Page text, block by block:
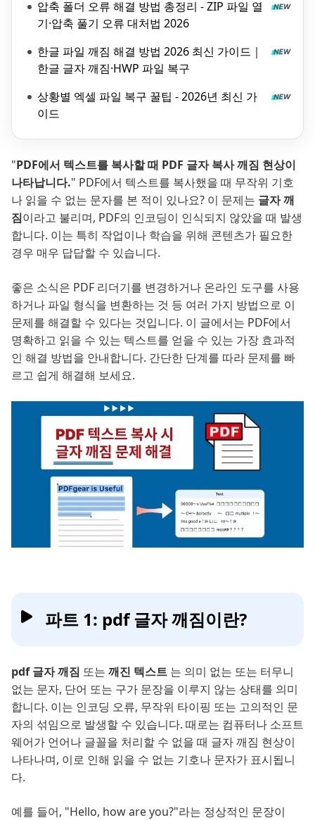
압축 폴더 오류 해결 방법 총정리 - ZIP 파일 열
기·압축 풀기 오류 대처법 2026
한글 파일 깨짐 해결 방법 2026 최신 가이드｜
한글 글자 깨짐·HWP 파일 복구
상황별 엑셀 파일 복구 꿀팁 - 2026년 최신 가
이드
"PDF에서 텍스트를 복사할 때 PDF 글자 복사 깨짐 현상이
나타납니다." PDF에서 텍스트를 복사했을 때 무작위 기호
나 읽을 수 없는 문자를 본 적이 있나요? 이 문제는 글자 깨
짐이라고 불리며, PDF의 인코딩이 인식되지 않았을 때 발생
합니다. 이는 특히 작업이나 학습을 위해 콘텐츠가 필요한
경우 매우 답답할 수 있습니다.
좋은 소식은 PDF 리더기를 변경하거나 온라인 도구를 사용
하거나 파일 형식을 변환하는 것 등 여러 가지 방법으로 이
문제를 해결할 수 있다는 것입니다. 이 글에서는 PDF에서
명확하고 읽을 수 있는 텍스트를 얻을 수 있는 가장 효과적
인 해결 방법을 안내합니다. 간단한 단계를 따라 문제를 빠
르고 쉽게 해결해 보세요.
파트 1: pdf 글자 깨짐이란?
pdf 글자 깨짐 또는 깨진 텍스트 는 의미 없는 또는 터무니
없는 문자, 단어 또는 구가 문장을 이루지 않는 상태를 의미
합니다. 이는 인코딩 오류, 무작위 타이핑 또는 고의적인 문
자의 섞임으로 발생할 수 있습니다. 때로는 컴퓨터나 소프트
웨어가 언어나 글꼴을 처리할 수 없을 때 글자 깨짐 현상이
나타나며, 이로 인해 읽을 수 없는 기호나 문자가 표시됩니
다.
예를 들어, "Hello, how are you?"라는 정상적인 문장이